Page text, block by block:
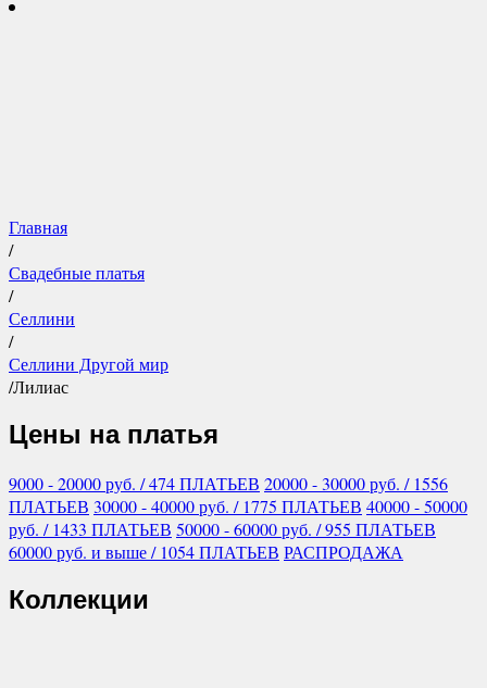
Главная
/
Свадебные платья
/
Селлини
/
Селлини Другой мир
/Лилиас
Цены на платья
9000 - 20000руб. / 474 ПЛАТЬЕВ 20000 - 30000руб. / 1556
ПЛАТЬЕВ 30000 - 40000руб. / 1775 ПЛАТЬЕВ 40000 - 50000
руб. / 1433 ПЛАТЬЕВ 50000 - 60000руб. / 955 ПЛАТЬЕВ
60000руб. и выше/ 1054 ПЛАТЬЕВ РАСПРОДАЖА
Коллекции